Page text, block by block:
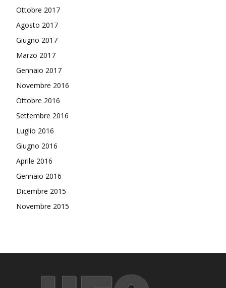
Ottobre 2017
Agosto 2017
Giugno 2017
Marzo 2017
Gennaio 2017
Novembre 2016
Ottobre 2016
Settembre 2016
Luglio 2016
Giugno 2016
Aprile 2016
Gennaio 2016
Dicembre 2015
Novembre 2015